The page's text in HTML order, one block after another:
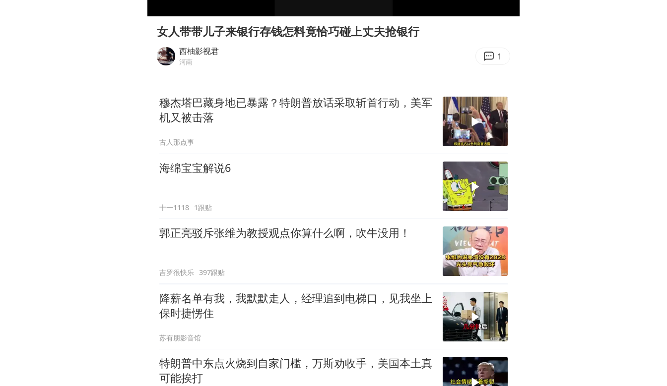
牛津大学一纸声明甩不了锅
新疆景区自驾服务费改为按车收费
浙江台州《告全体市民书》
女人带带儿子来银行存钱怎料竟恰巧碰上丈夫抢银行
西柚影视君
河南 1
穆杰塔巴藏身地已暴露？特朗普放话采取斩首行动，美军
机又被击落
古人那点事
海绵宝宝解说6
十一1118 1跟贴
郭正亮驳斥张维为教授观点你算什么啊，吹牛没用！
吉罗很快乐 397跟贴
降薪名单有我，我默默走人，经理追到电梯口，见我坐上
保时捷愣住
苏有朋影音馆
特朗普中东点火烧到自家门槛，万斯劝收手，美国本土真
可能挨打